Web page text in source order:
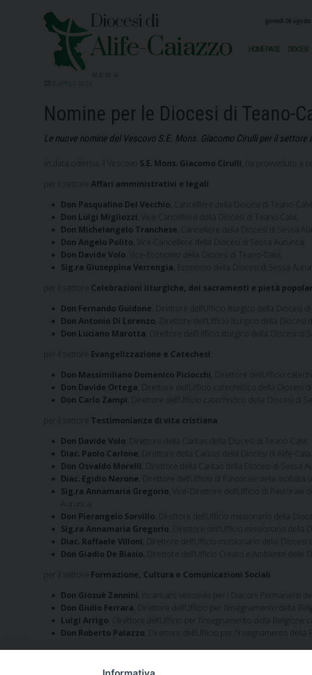
giovedì 06 agosto
Diocesi di
Alife-Caiazzo HOME PAGE DIOCESI
9 APRILE 2024
Nomine per le Diocesi di Teano-
Le nuove nomine del Vescovo S.E. Mons. Giacomo Cirulli per il
In data odierna, il Vescovo S.E. Mons. Giacomo Cirulli , ha provveduto a
per il settore Affari amministrativi e legali
Don Pasqualino Del Vecchio , Cancelliere della Diocesi di Teano-Calvi;
Don Luigi Migliozzi , Vice-Cancelliere della Diocesi di Teano-Calvi;
Don Michelangelo Tranchese , Cancelliere della Diocesi di Sessa
Don Angelo Polito , Vice-Cancelliere della Diocesi di Sessa Aurunca;
Don Davide Volo , Vice-Economo della Diocesi di Teano-Calvi;
Sig.ra Giuseppina Verrengia , Economo della Diocesi di Sessa
per il settore Celebrazioni liturgiche, dei sacramenti e pietà
Don Fernando Guidone , Direttore dell’Ufficio liturgico della Diocesi di
Don Antonio Di Lorenzo , Direttore dell’Ufficio liturgico della Diocesi
Don Luciano Marotta , Direttore dell’Ufficio liturgico della Diocesi di
per il settore Evangelizzazione e Catechesi
Don Massimiliano Domenico Piciocchi , Direttore dell’Ufficio
Don Davide Ortega , Direttore dell’Ufficio catechistico della Diocesi di
Don Carlo Zampi , Direttore dell’Ufficio catechistico della Diocesi di
per il settore Testimonianza di vita cristiana
Don Davide Volo , Direttore della Caritas della Diocesi di Teano-Calvi;
Diac. Paolo Carlone , Direttore della Caritas della Diocesi di Alife-
Don Osvaldo Morelli , Direttore della Caritas della Diocesi di Sessa
Diac. Egidio Nerone , Direttore dell’Ufficio di Pastorale della
Sig.ra Annamaria Gregorio , Vice-Direttore dell’Ufficio di
Aurunca;
Don Pierangelo Sorvillo , Direttore dell’Ufficio missionario della
Sig.ra Annamaria Gregorio , Direttore dell’Ufficio missionario della
Diac. Raffaele Villoni , Direttore dell’Ufficio missionario della Diocesi
Don Giadio De Biasio , Direttore dell’Ufficio Creato e Ambiente delle
per il settore Formazione, Cultura e Comunicazioni Sociali
Don Giosuè Zannini , incaricato vescovile per i Diaconi Permanenti
Don Giulio Ferrara , Direttore dell’Ufficio per l’insegnamento della
Luigi Arrigo , Direttore dell’Ufficio per l’insegnamento della Religione
Don Roberto Palazzo , Direttore dell’Ufficio per l’insegnamento